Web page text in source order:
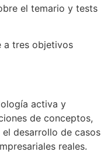
el temario y tests
a tres objetivos
activa y
de conceptos,
desarrollo de casos
reales.